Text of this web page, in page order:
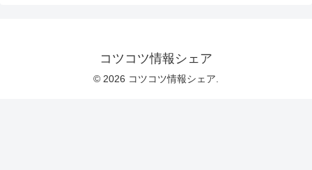
コツコツ情報シェア
© 2026 コツコツ情報シェア.